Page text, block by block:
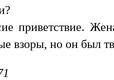
приветствие.
взоры, но он был